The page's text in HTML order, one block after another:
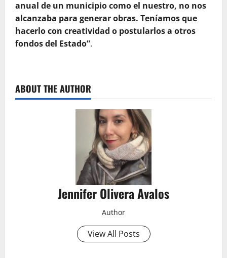
anual de un municipio como el nuestro, no nos
alcanzaba para generar obras. Teníamos que
hacerlo con creatividad o postularlos a otros
fondos del Estado”.
ABOUT THE AUTHOR
Jennifer Olivera Avalos
Author
View All Posts